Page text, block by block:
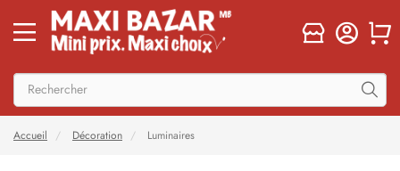
Accueil Décoration Luminaires